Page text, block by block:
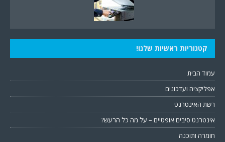
קטגוריות ראשיות שלנו!
עמוד הבית
אפליקציה ועדכונים
רשת האינטרנט
אינטרנט סיבים אופטיים – על מה כל הרעש?
חומרה ותוכנה